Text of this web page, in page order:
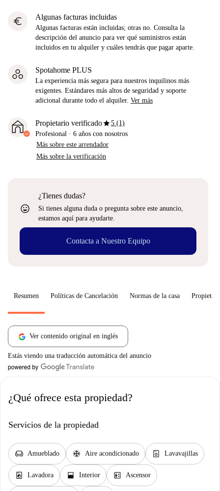
euro Algunas facturas incluidas
Algunas facturas están incluidas; otras no. Consulta la
descripción del anuncio para ver qué suministros están
incluidos en tu alquiler y cuáles tendrás que pagar aparte.
Spotahome PLUS
La experiencia más segura para nuestros inquilinos más
exigentes. Estándares más altos de seguridad y soporte
adicional durante todo el alquiler. Ver más
Propietario verificadostar5 (1)
Profesional · 6 años con nosotros
Más sobre este arrendador
Más sobre la verificación
sentiment_very_satisfied
¿Tienes dudas?
Si tienes alguna duda o pregunta sobre este anuncio,
estamos aquí para ayudarte.
Contacta a Nuestro Equipo
Resumen Políticas de Cancelación Normas de la casa
Ver contenido original en inglés
Estás viendo una traducción automática del anuncio
¿Qué ofrece esta propiedad?
Servicios de la propiedad
chair Amueblado ac_unit Aire acondicionado dishwasher_gen Lavavajillas
local_laundry_service Lavadora window_open Interior elevator Ascensor